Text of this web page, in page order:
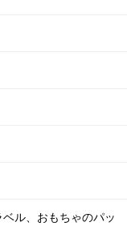
ル、おもちゃのパッ